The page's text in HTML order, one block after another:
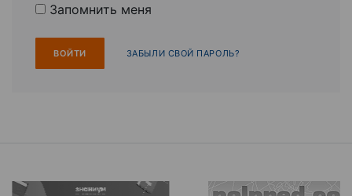
Запомнить меня
ЗАБЫЛИ СВОЙ ПАРОЛЬ?